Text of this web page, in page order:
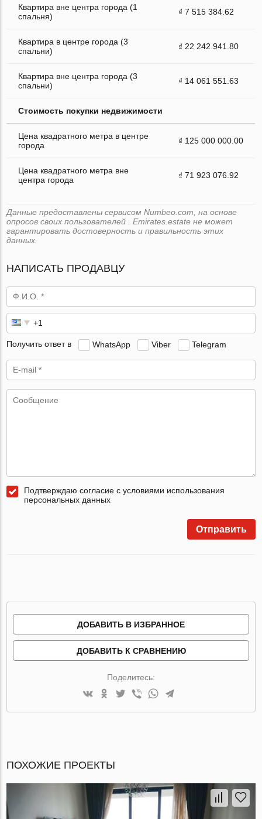
Квартира вне центра города (1
спальня)
₫ 7 515 384.62
Квартира в центре города (3
спальни)
₫ 22 242 941.80
Квартира вне центра города (3
спальни)
₫ 14 061 551.63
Стоимость покупки недвижимости
Цена квадратного метра в центре
города
₫ 125 000 000.00
Цена квадратного метра вне
центра города
₫ 71 923 076.92
Данные предоставлены сервисом Numbeo.com, на основе
опросов своих пользователей . Emirates.estate не может
гарантировать достоверность и правильность этих
данных.
НАПИСАТЬ ПРОДАВЦУ
Получить ответ в WhatsApp Viber Telegram
Подтверждаю согласие с условиями использования
персональных данных
Отправить
ДОБАВИТЬ В ИЗБРАННОЕ
ДОБАВИТЬ К СРАВНЕНИЮ
Поделитесь:
ПОХОЖИЕ ПРОЕКТЫ